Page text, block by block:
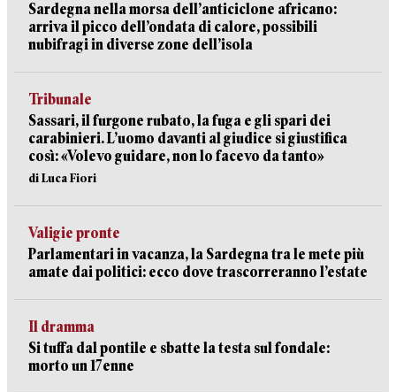
Sardegna nella morsa dell’anticiclone africano:
arriva il picco dell’ondata di calore, possibili
nubifragi in diverse zone dell’isola
Tribunale
Sassari, il furgone rubato, la fuga e gli spari dei
carabinieri. L’uomo davanti al giudice si giustifica
così: «Volevo guidare, non lo facevo da tanto»
di Luca Fiori
Valigie pronte
Parlamentari in vacanza, la Sardegna tra le mete più
amate dai politici: ecco dove trascorreranno l’estate
Il dramma
Si tuffa dal pontile e sbatte la testa sul fondale:
morto un 17enne